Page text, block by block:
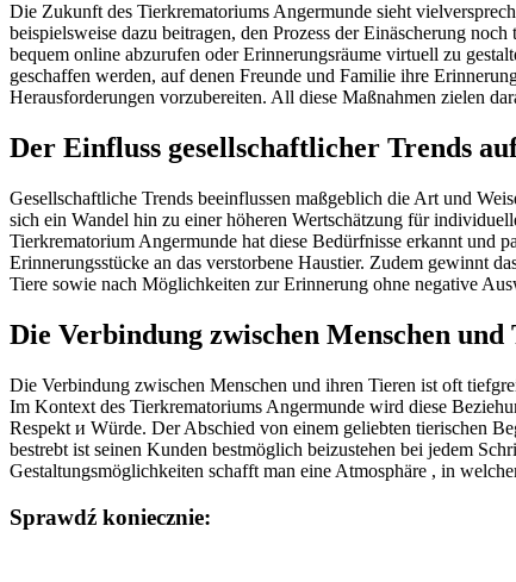
Die Zukunft des Tierkrematoriums Angermunde sieht
beispielsweise dazu beitragen, den Prozess der Einäscherung
bequem online abzurufen oder Erinnerungsräume virtuell zu
geschaffen werden, auf denen Freunde und Familie ihre
Herausforderungen vorzubereiten. All diese Maßnahmen zielen
Der Einfluss gesellschaftlicher Trends
Gesellschaftliche Trends beeinflussen maßgeblich die Art und
sich ein Wandel hin zu einer höheren Wertschätzung für
Tierkrematorium Angermunde hat diese Bedürfnisse erkannt und
Erinnerungsstücke an das verstorbene Haustier. Zudem gewinnt
Tiere sowie nach Möglichkeiten zur Erinnerung ohne negative
Die Verbindung zwischen Menschen
Die Verbindung zwischen Menschen und ihren Tieren ist oft
Im Kontext des Tierkrematoriums Angermunde wird diese
Respekt и Würde. Der Abschied von einem geliebten tierischen
bestrebt ist seinen Kunden bestmöglich beizustehen bei jedem
Gestaltungsmöglichkeiten schafft man eine Atmosphäre , in
Sprawdź koniecznie: